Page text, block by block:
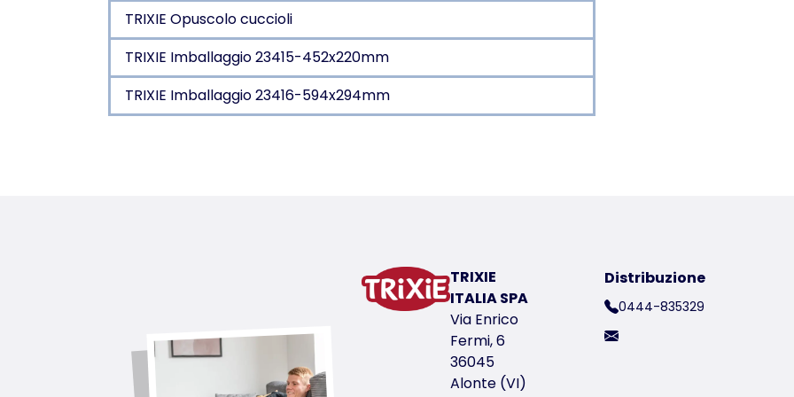
TRIXIE Opuscolo cuccioli
TRIXIE Imballaggio 23415-452x220mm
TRIXIE Imballaggio 23416-594x294mm
con piedini in gomma, antiscivolo
variante di prodotto
variante di prodotto: numero unico del prodotto 23415
TRIXIE
ITALIA SPA
Via Enrico
Fermi, 6
36045
Alonte (VI)
Distribuzione
0444-835329